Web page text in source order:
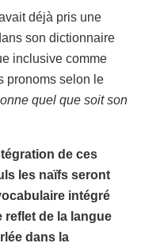
déjà pris une
son dictionnaire
inclusive comme
pronoms selon le
quel que soit son
de ces
les naïfs seront
intégré
reflet de la langue
dans la